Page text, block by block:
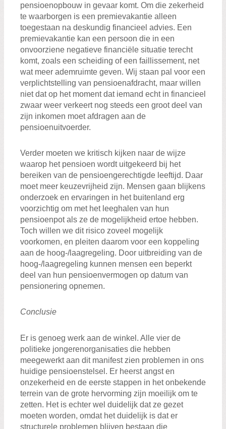
pensioenopbouw in gevaar komt. Om die zekerheid
te waarborgen is een premievakantie alleen
toegestaan na deskundig financieel advies. Een
premievakantie kan een persoon die in een
onvoorziene negatieve financiële situatie terecht
komt, zoals een scheiding of een faillissement, net
wat meer ademruimte geven. Wij staan pal voor een
verplichtstelling van pensioenafdracht, maar willen
niet dat op het moment dat iemand echt in financieel
zwaar weer verkeert nog steeds een groot deel van
zijn inkomen moet afdragen aan de
pensioenuitvoerder.
Verder moeten we kritisch kijken naar de wijze
waarop het pensioen wordt uitgekeerd bij het
bereiken van de pensioengerechtigde leeftijd. Daar
moet meer keuzevrijheid zijn. Mensen gaan blijkens
onderzoek en ervaringen in het buitenland erg
voorzichtig om met het leeghalen van hun
pensioenpot als ze de mogelijkheid ertoe hebben.
Toch willen we dit risico zoveel mogelijk
voorkomen, en pleiten daarom voor een koppeling
aan de hoog-/laagregeling. Door uitbreiding van de
hoog-/laagregeling kunnen mensen een beperkt
deel van hun pensioenvermogen op datum van
pensionering opnemen.
Conclusie
Er is genoeg werk aan de winkel. Alle vier de
politieke jongerenorganisaties die hebben
meegewerkt aan dit manifest zien problemen in ons
huidige pensioenstelsel. Er heerst angst en
onzekerheid en de eerste stappen in het onbekende
terrein van de grote hervorming zijn moeilijk om te
zetten. Het is echter wel duidelijk dat ze gezet
moeten worden, omdat het duidelijk is dat er
structurele problemen blijven bestaan die